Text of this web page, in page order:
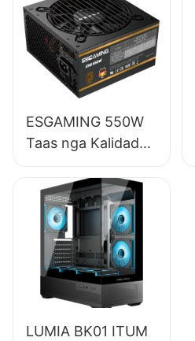
ESGAMING 550W
Taas nga Kalidad
85% nga Epektibo
80+ Bronse nga
Suplay sa Kuryente
sa Desktop PC
ESB550W
LUMIA BK01 ITUM